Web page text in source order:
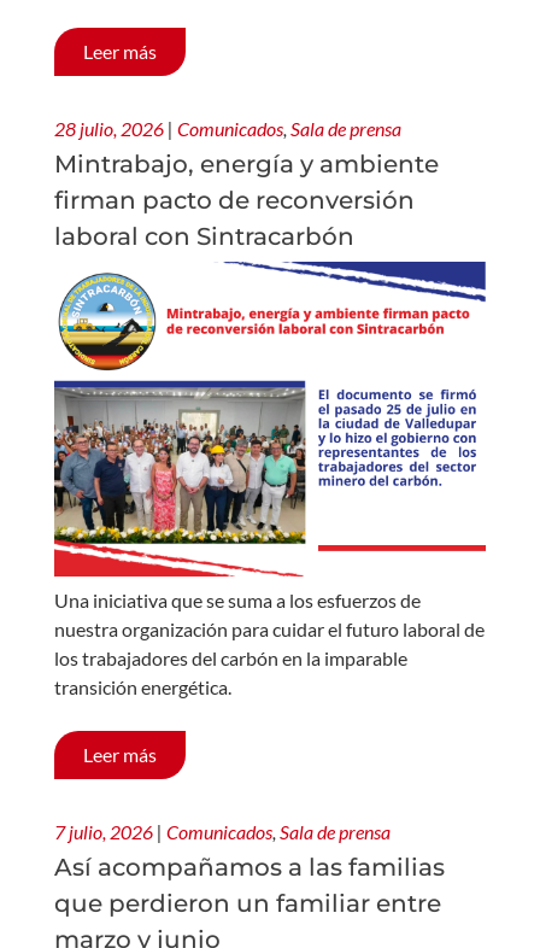
Leer más
28 julio, 2026 | Comunicados Sala de prensa
Mintrabajo, energía y ambiente
firman pacto de reconversión
laboral con Sintracarbón
Una iniciativa que se suma a los esfuerzos de
nuestra organización para cuidar el futuro laboral de
los trabajadores del carbón en la imparable
transición energética.
Leer más
7 julio, 2026 | Comunicados Sala de prensa
Así acompañamos a las familias
que perdieron un familiar entre
marzo y junio